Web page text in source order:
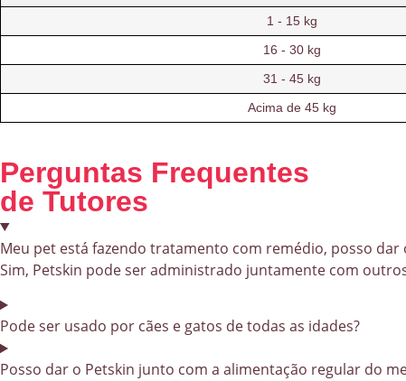
1 - 15 kg
16 - 30 kg
31 - 45 kg
Acima de 45 kg
Perguntas Frequentes
de Tutores
Meu pet está fazendo tratamento com remédio, posso dar
Sim, Petskin pode ser administrado juntamente com
Pode ser usado por cães e gatos de todas as idades?
Posso dar o Petskin junto com a alimentação regular do